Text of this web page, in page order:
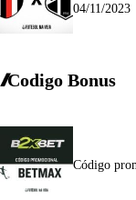
04/11/2023
Codigo Bonus
Código